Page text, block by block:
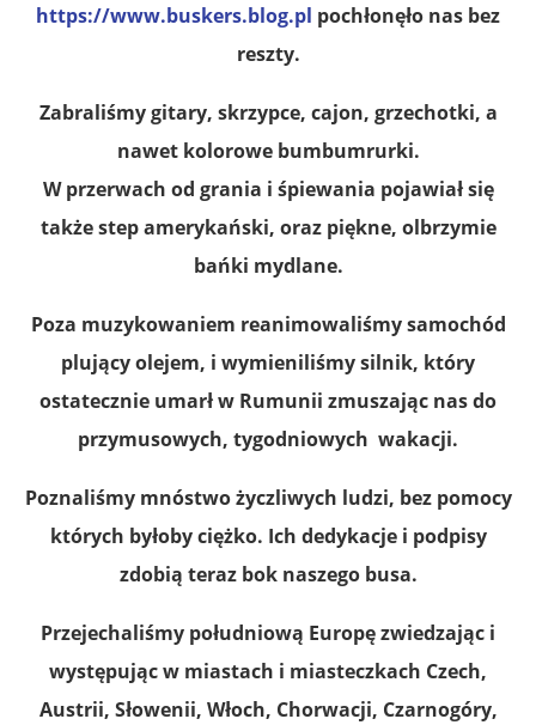
https://www.buskers.blog.pl pochłonęło nas bez
reszty.
Zabraliśmy gitary, skrzypce, cajon, grzechotki, a
nawet kolorowe bumbumrurki.
W przerwach od grania i śpiewania pojawiał się
także step amerykański, oraz piękne, olbrzymie
bańki mydlane.
Poza muzykowaniem reanimowaliśmy samochód
plujący olejem, i wymieniliśmy silnik, który
ostatecznie umarł w Rumunii zmuszając nas do
przymusowych, tygodniowych wakacji.
Poznaliśmy mnóstwo życzliwych ludzi, bez pomocy
których byłoby ciężko. Ich dedykacje i podpisy
zdobią teraz bok naszego busa.
Przejechaliśmy południową Europę zwiedzając i
występując w miastach i miasteczkach Czech,
Austrii, Słowenii, Włoch, Chorwacji, Czarnogóry,